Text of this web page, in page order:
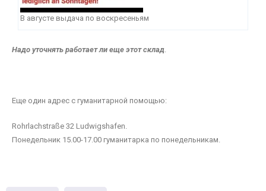
В августе выдача по воскресеньям
Надо уточнять работает ли еще этот склад.
Еще один адрес с гуманитарной помощью:
Rohrlachstraße 32 Ludwigshafen.
Понедельник 15.00-17.00 гуманитарка по понедельникам.